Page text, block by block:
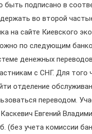
подписано в
во второй
на сайте Киевского
по следующим
денежных
с СНГ. Для
отделение
переводом.
Евгений
(без учета комиссии